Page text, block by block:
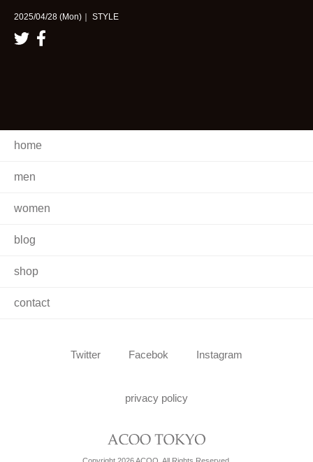
2025/04/28 (Mon)｜ STYLE
home
men
women
blog
shop
contact
Twitter Facebok Instagram
privacy policy